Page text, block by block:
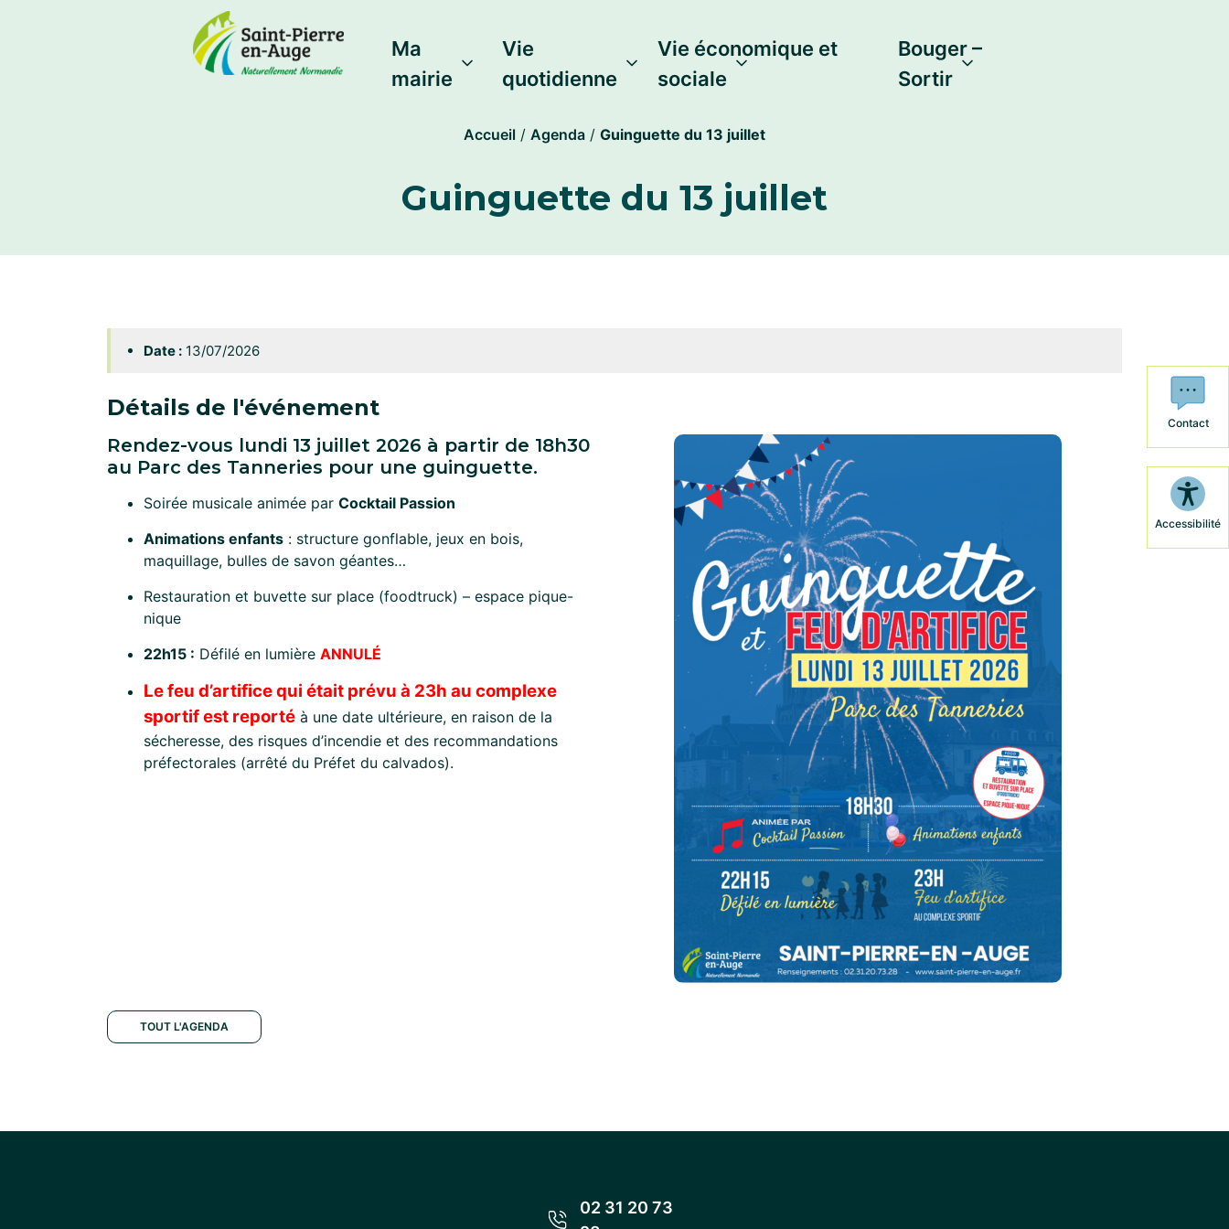
Contact
Accessibilité
Ma
mairie
Vie
quotidienne
Vie économique et
sociale
Bouger –
Sortir
Accueil / Agenda / Guinguette du 13 juillet
Guinguette du 13 juillet
Date : 13/07/2026
Détails de l'événement
Rendez-vous lundi 13 juillet 2026 à partir de 18h30
au Parc des Tanneries pour une guinguette.
Soirée musicale animée par Cocktail Passion
Animations enfants : structure gonflable, jeux en bois,
maquillage, bulles de savon géantes…
Restauration et buvette sur place (foodtruck) – espace pique-
nique
22h15 : Défilé en lumière ANNULÉ
Le feu d’artifice qui était prévu à 23h au complexe
sportif est reporté à une date ultérieure, en raison de la
sécheresse, des risques d’incendie et des recommandations
préfectorales (arrêté du Préfet du calvados).
TOUT L'AGENDA
02 31 20 73